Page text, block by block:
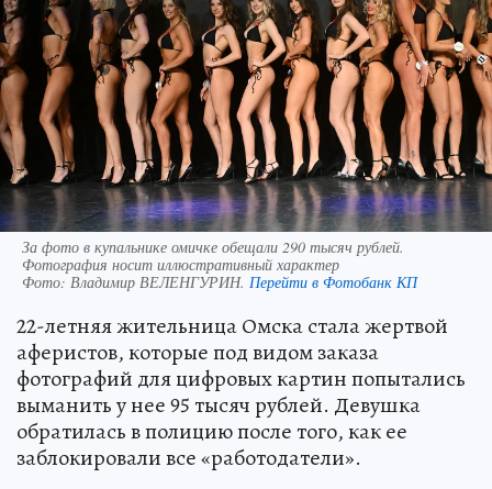
За фото в купальнике омичке обещали 290 тысяч рублей.
Фотография носит иллюстративный характер
Фото: Владимир ВЕЛЕНГУРИН. Перейти в Фотобанк КП
22-летняя жительница Омска стала жертвой
аферистов, которые под видом заказа
фотографий для цифровых картин попытались
выманить у нее 95 тысяч рублей. Девушка
обратилась в полицию после того, как ее
заблокировали все «работодатели».